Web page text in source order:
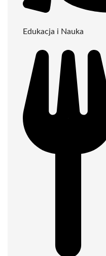
Edukacja i Nauka